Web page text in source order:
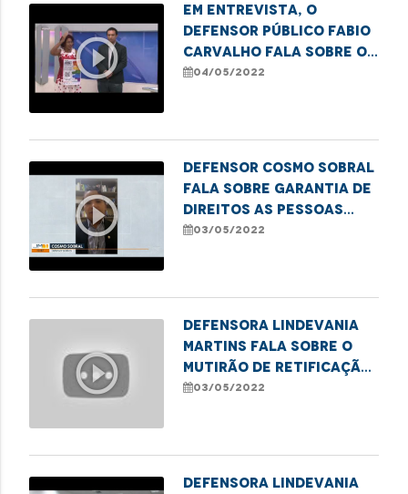
play_circle_outline
Em entrevista, o
defensor público Fabio
Carvalho fala sobre os
preparativos para a 1ª
LGBTQIA+ em Imperatriz.
04/05/2022
play_circle_outline
Defensor Cosmo Sobral
fala sobre garantia de
direitos as pessoas
com Transtorno do
03/05/2022
play_circle_outline
Defensora Lindevania
Martins fala sobre o
mutirão de retificação
de nome social para
03/05/2022
Defensora Lindevania